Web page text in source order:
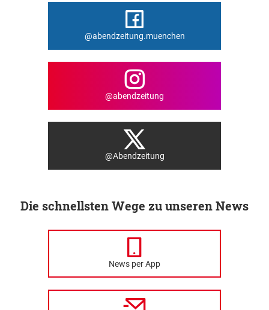
@abendzeitung.muenchen
@abendzeitung
@Abendzeitung
Die schnellsten Wege zu unseren News
News per App